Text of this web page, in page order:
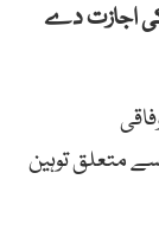
کی اجازت دے
متعلق توہین